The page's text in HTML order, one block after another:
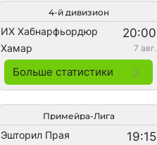
4-й дивизион
ИХ Хабнарфьордюр 20:00
Хамар 7 авг.
Больше статистики
Примейра-Лига
Эшторил Прая 19:15